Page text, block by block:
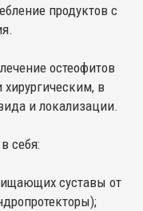
продуктов с
остеофитов
в
и локализации.
себя:
суставы от